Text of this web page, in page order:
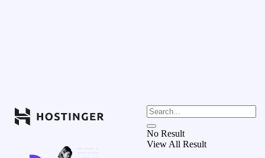
No Result
View All Result